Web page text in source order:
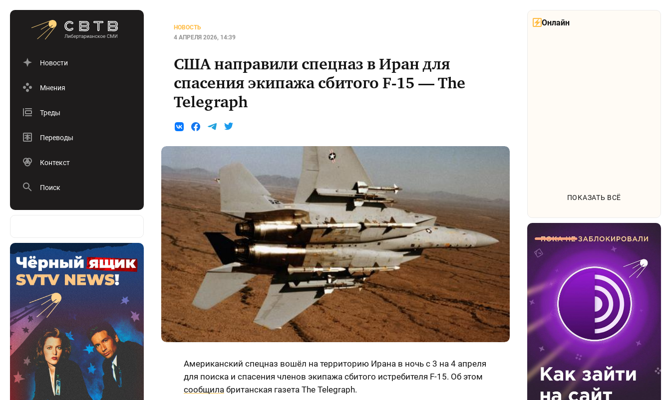
Новости
Мнения
Треды
Переводы
Контекст
Поиск
Онлайн
ПОКАЗАТЬ ВСЁ
НОВОСТЬ
4 АПРЕЛЯ 2026, 14:39
США направили спецназ в Иран для
спасения экипажа сбитого F-15 — The
Telegraph
Американский спецназ вошёл на территорию Ирана в ночь с 3 на 4 апреля
для поиска и спасения членов экипажа сбитого истребителя F-15. Об этом
сообщила британская газета The Telegraph.